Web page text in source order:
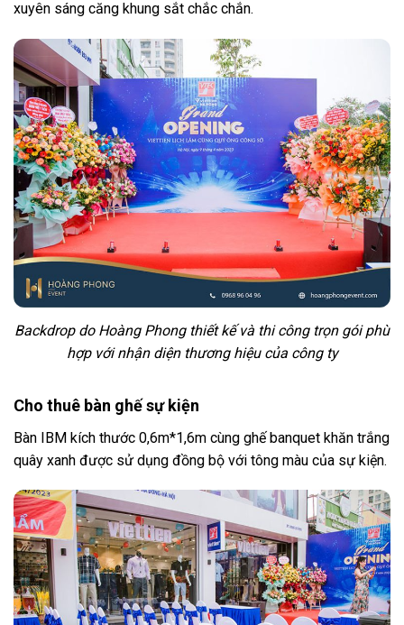
xuyên sáng căng khung sắt chắc chắn.
Backdrop do Hoàng Phong thiết kế và thi công trọn gói phù
hợp với nhận diện thương hiệu của công ty
Cho thuê bàn ghế sự kiện
Bàn IBM kích thước 0,6m*1,6m cùng ghế banquet khăn trắng
quây xanh được sử dụng đồng bộ với tông màu của sự kiện.